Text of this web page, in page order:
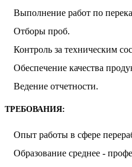
Выполнение работ по
Отборы проб.
Контроль за техническим
Обеспечение качества
Ведение отчетности.
ТРЕБОВАНИЯ:
Опыт работы в сфере
Образование среднее -